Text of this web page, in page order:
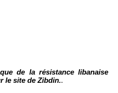
de la résistance libanaise
le site de Zibdin..